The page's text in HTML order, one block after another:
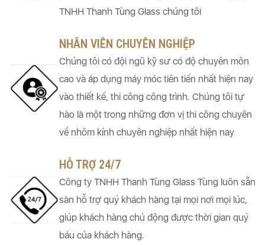
TNHH Thanh Tùng Glass chúng tôi
NHÂN VIÊN CHUYÊN NGHIỆP
Chúng tôi có đội ngũ kỹ sư có độ chuyên môn
cao và áp dụng máy móc tiên tiến nhất hiện nay
vào thiết kế, thi công công trình. Chúng tôi tự
hào là một trong những đơn vị thi công chuyên
về nhôm kính chuyên nghiệp nhất hiện nay
HỖ TRỢ 24/7
Công ty TNHH Thanh Tùng Glass Tùng luôn sẵn
sàn hỗ trợ quý khách hàng tại mọi nơi mọi lúc,
giúp khách hàng chủ động được thời gian quý
báu của khách hàng.